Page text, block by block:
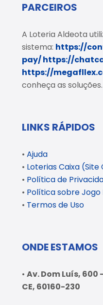
PARCEIROS
A Loteria Aldeota
sistema: https://
pay/https://
https://
conheça as soluções.
LINKS RÁPIDOS
• Ajuda
• Loterias Caixa (Site
• Política de
• Política sobre Jogo
• Termos de Uso
ONDE ESTAMOS
• Av. Dom Luís,
CE, 60160-230